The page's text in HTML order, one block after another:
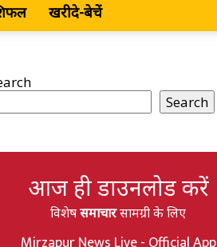
खरीदे-बेचें
Search
आज ही डाउनलोड करें
विशेषसमाचारसामग्री के लिए